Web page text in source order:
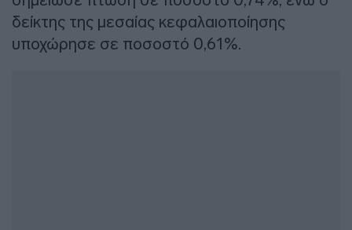
δείκτης της μεσαίας κεφαλαιοποίησης
υποχώρησε σε ποσοστό 0,61%.